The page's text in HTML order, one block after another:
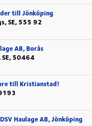
till Jönköping
SE, 555 92
AB, Borås
SE, 50464
till Kristianstad!
Haulage AB, Jönköping